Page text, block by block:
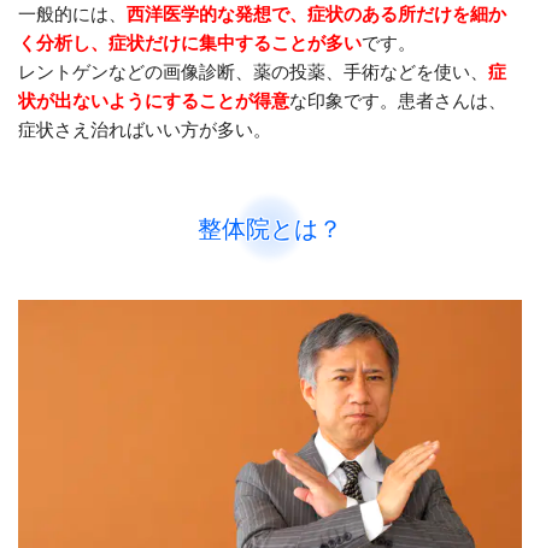
一般的には、 西洋医学的な発想で、症状のある所だけを細か
く分析し、症状だけに集中することが多いです。
レントゲンなどの画像診断、薬の投薬、手術などを使い、 症
状が出ないようにすることが得意な印象です。患者さんは、
症状さえ治ればいい方が多い。
整体院とは？